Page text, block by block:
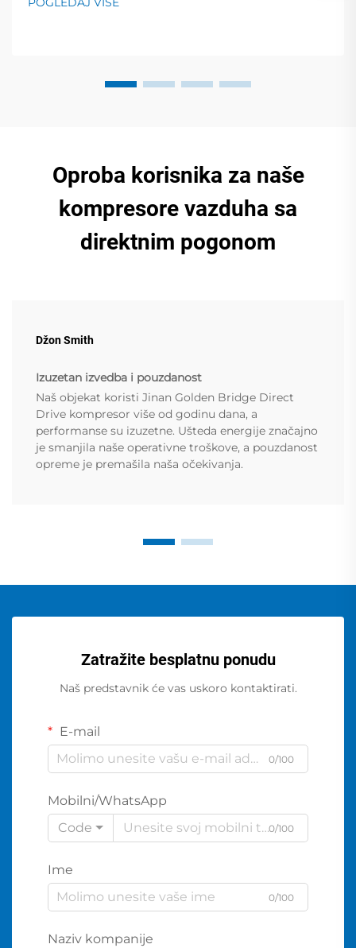
i više toga. Demonstracije uživo na štandu 19.2I30.
Oproba korisnika za naše
kompresore vazduha sa
direktnim pogonom
Džon Smith
Izuzetan izvedba i pouzdanost
Naš objekat koristi Jinan Golden Bridge Direct
Drive kompresor više od godinu dana, a
performanse su izuzetne. Ušteda energije značajno
je smanjila naše operativne troškove, a pouzdanost
opreme je premašila naša očekivanja.
Zatražite besplatnu ponudu
Naš predstavnik će vas uskoro kontaktirati.
E-mail
0/100
Mobilni/WhatsApp
Code
0/100
Ime
0/100
Naziv kompanije